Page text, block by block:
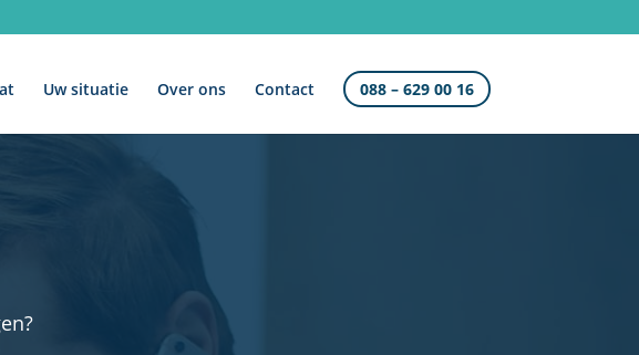
Uw situatie Over ons Contact 088 – 629 00 16